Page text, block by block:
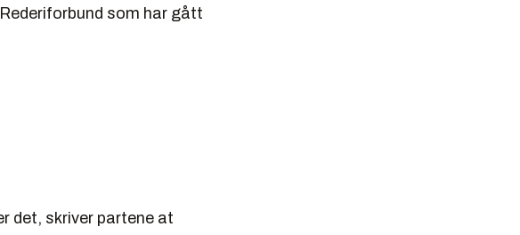
som har gått
det, skriver partene at